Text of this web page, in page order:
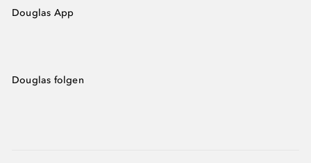
Douglas App
Douglas folgen